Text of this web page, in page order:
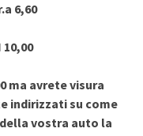
6,60
10,00
ma avrete visura
indirizzati su come
vostra auto la